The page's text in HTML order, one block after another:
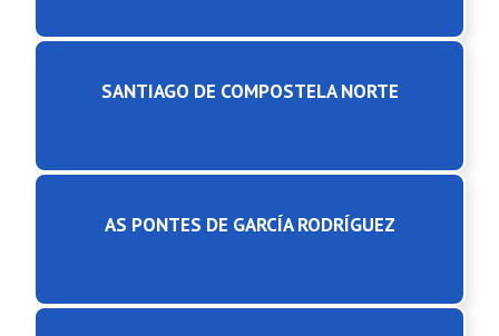
SANTIAGO DE COMPOSTELA NORTE
AS PONTES DE GARCÍA RODRÍGUEZ